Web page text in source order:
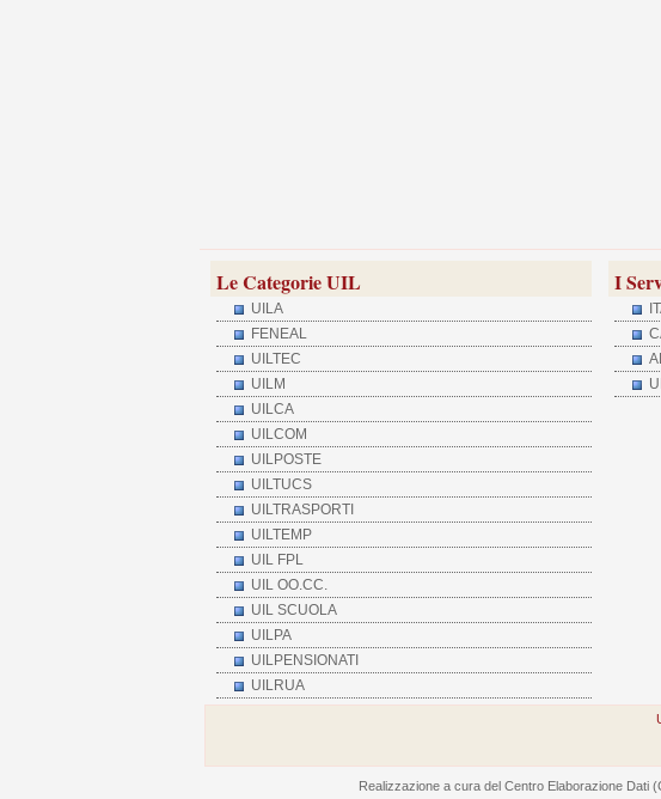
Le Categorie UIL
UILA
FENEAL
UILTEC
UILM
UILCA
UILCOM
UILPOSTE
UILTUCS
UILTRASPORTI
UILTEMP
UIL FPL
UIL OO.CC.
UIL SCUOLA
UILPA
UILPENSIONATI
UILRUA
I
Realizzazione a cura del Centro Elaborazione Dati